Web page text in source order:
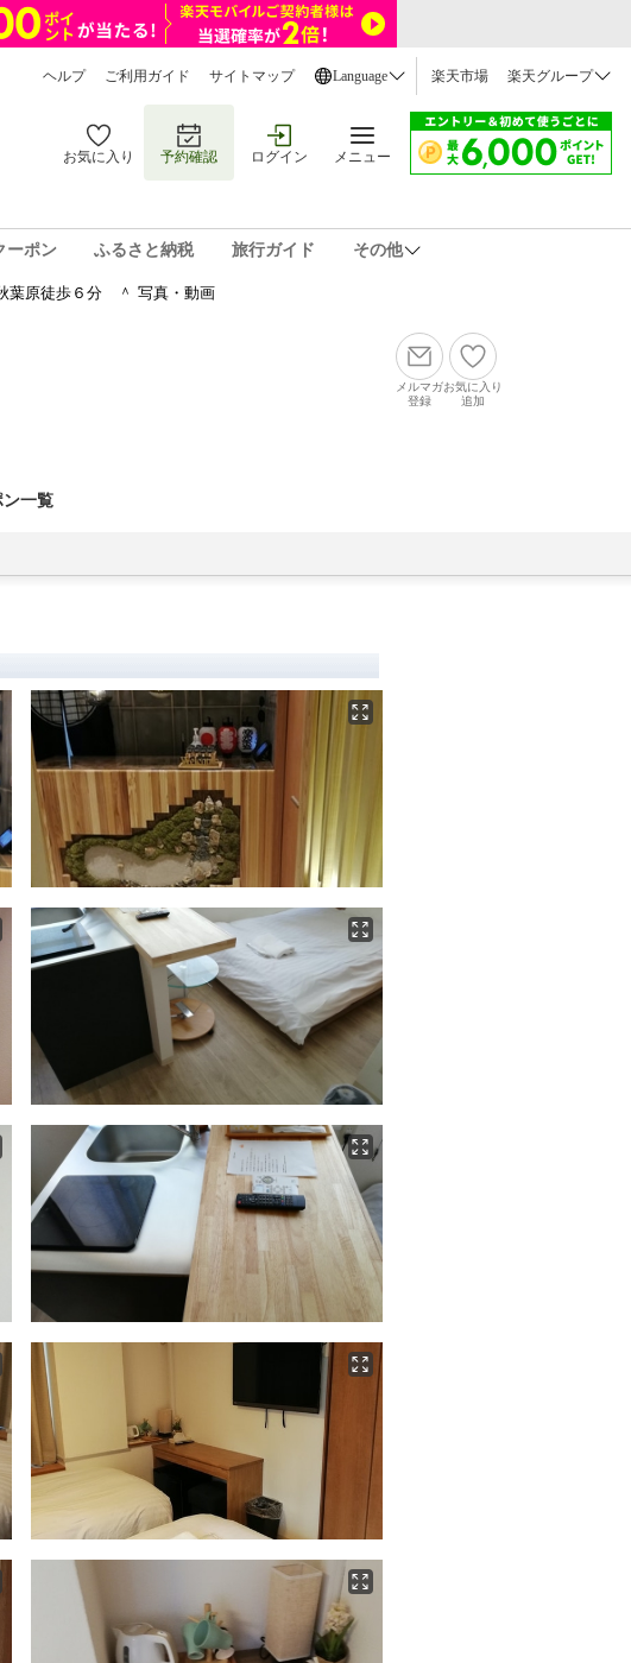
ヘルプ ご利用ガイド サイトマップ Language 楽天市場 楽天グループ
お気に入り 予約確認 ログイン メニュー
ーポン ふるさと納税 旅行ガイド その他
葉原徒歩６分 ＾ 写真・動画
メルマガ
登録
お気に入り
追加
ン一覧